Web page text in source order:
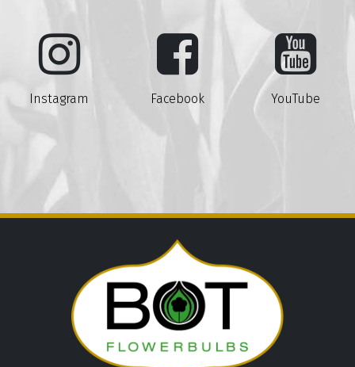
Instagram Facebook YouTube